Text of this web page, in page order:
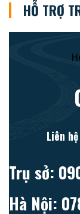
HỖ TRỢ
Liên
Trụ sở:
Hà Nội: